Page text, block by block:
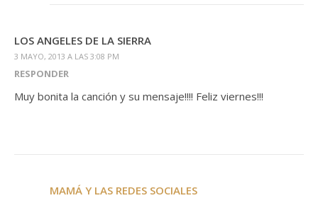
LOS ANGELES DE LA SIERRA
3 MAYO, 2013 A LAS 3:08 PM
RESPONDER
Muy bonita la canción y su mensaje!!!! Feliz viernes!!!
MAMÁ Y LAS REDES SOCIALES